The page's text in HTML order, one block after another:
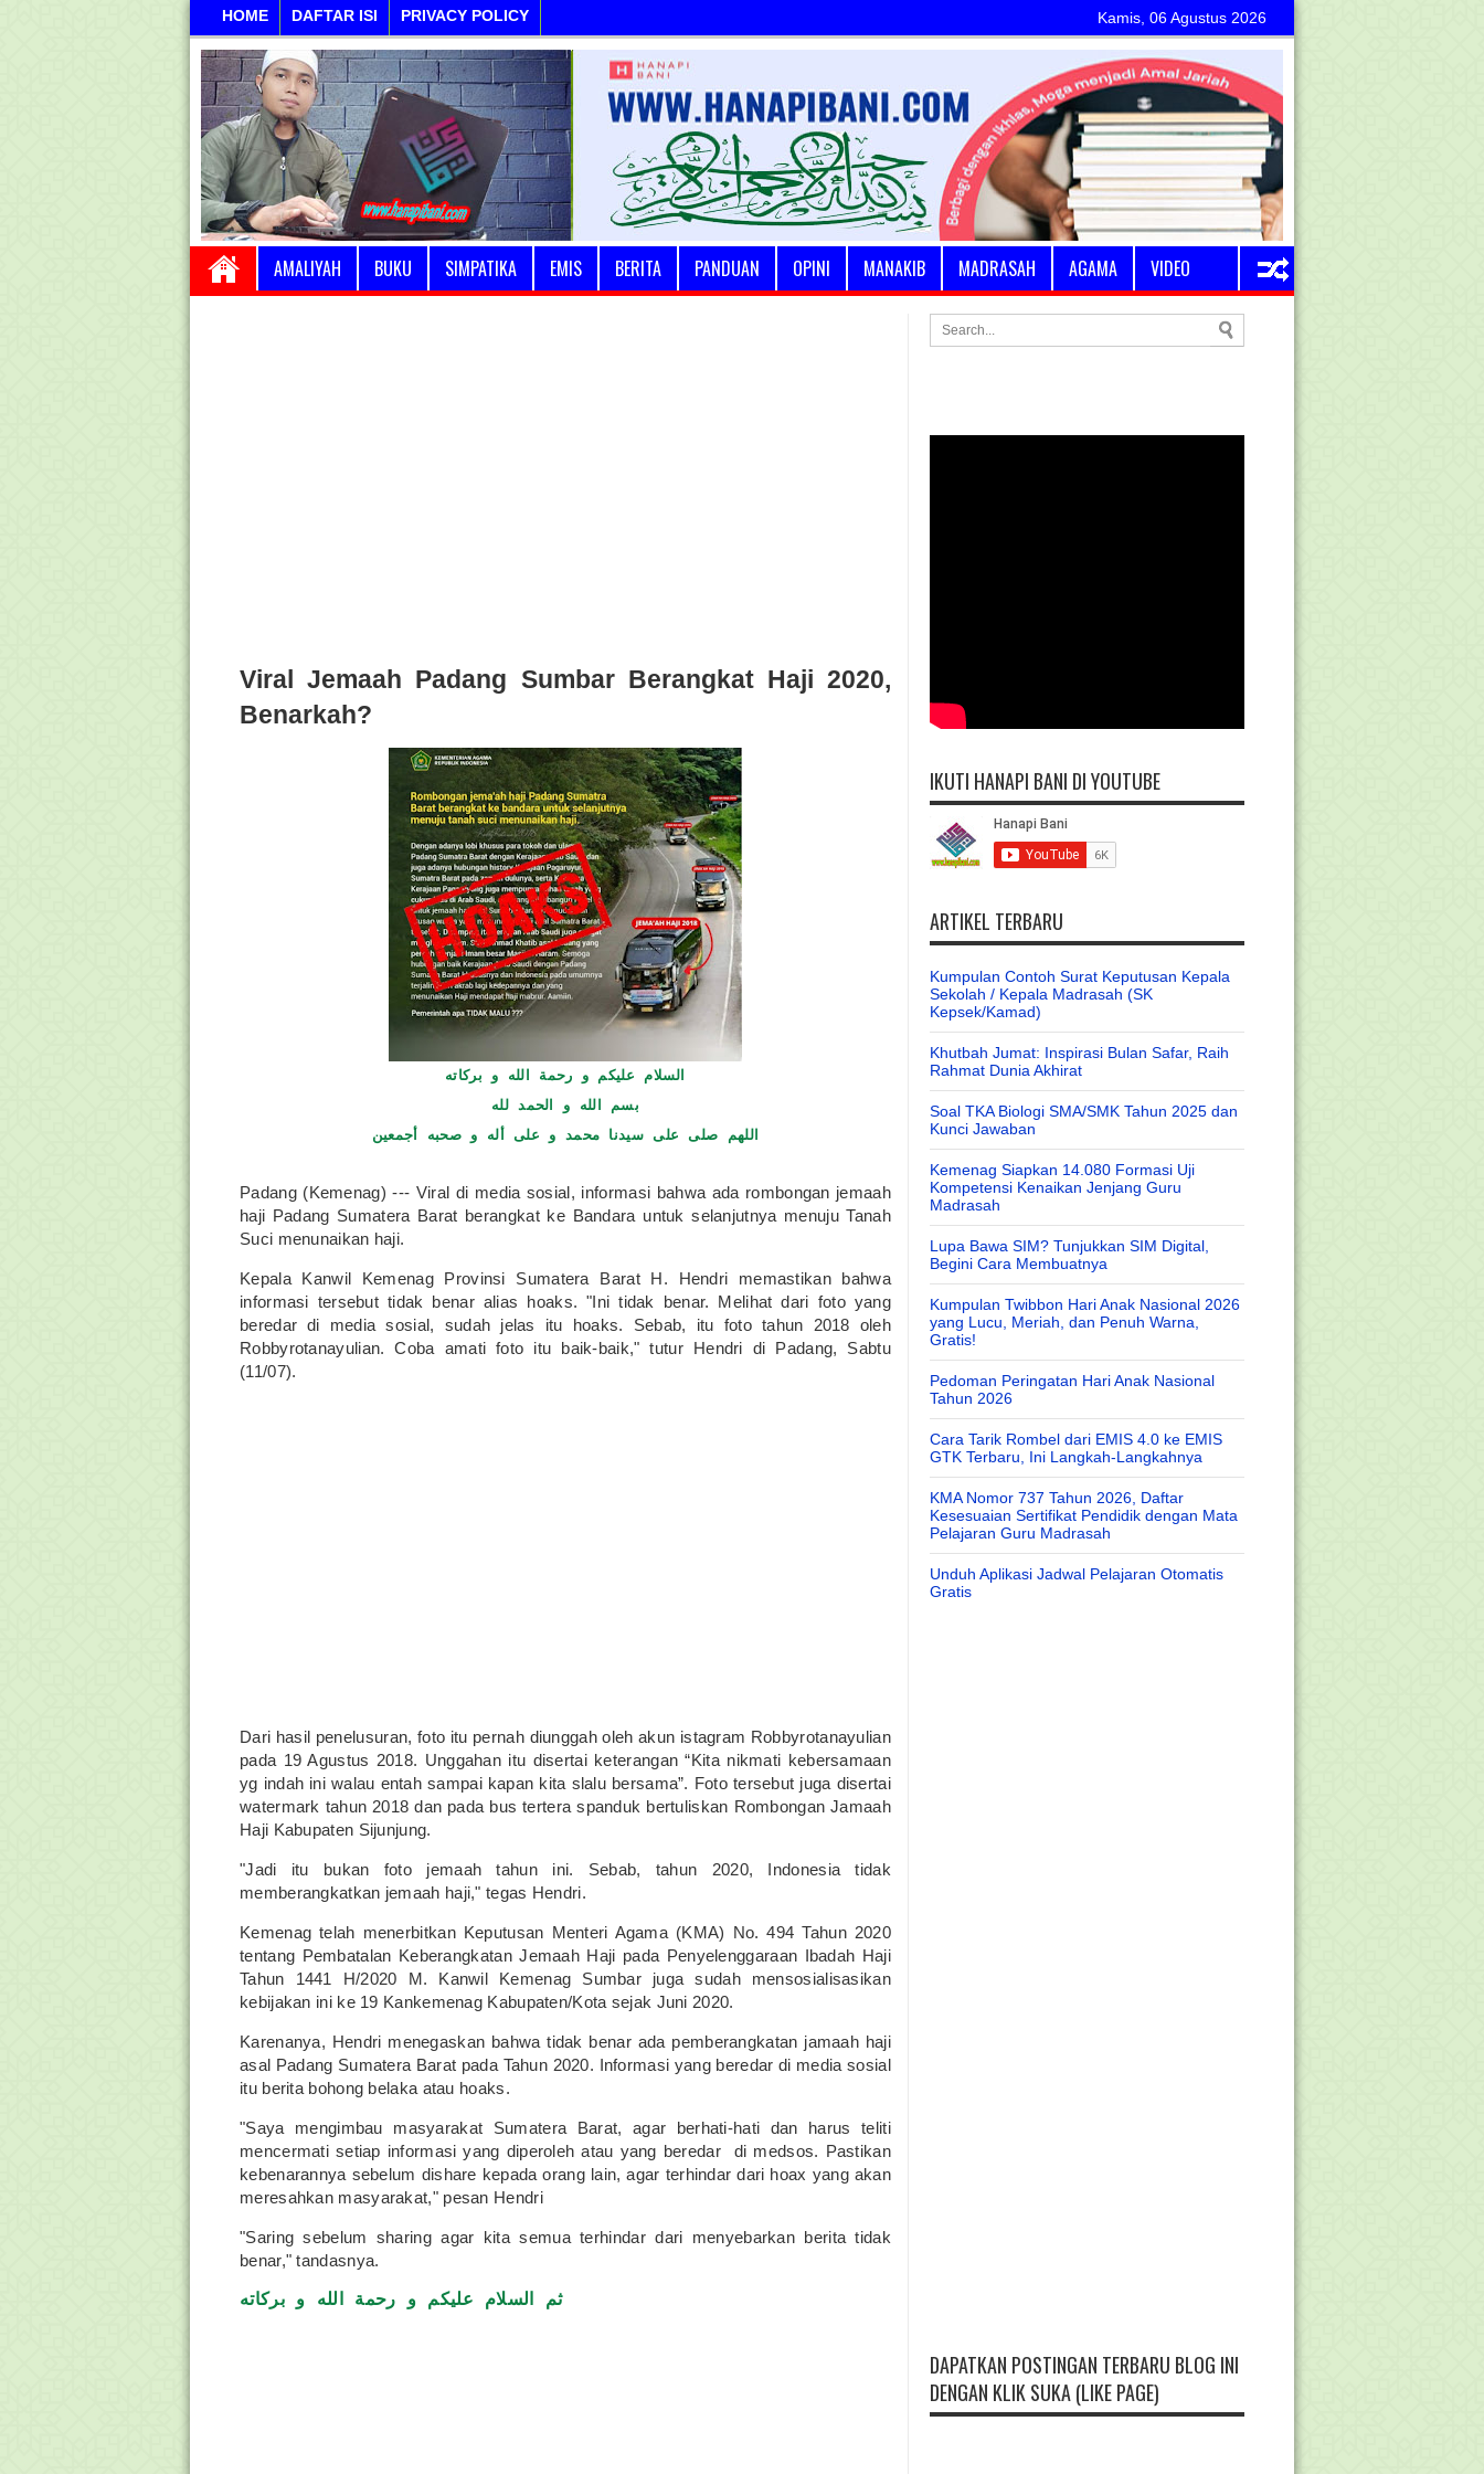
HOME DAFTAR ISI PRIVACY POLICY Kamis, 06 Agustus 2026
AMALIYAH BUKU SIMPATIKA EMIS BERITA PANDUAN OPINI MANAKIB MADRASAH AGAMA VIDEO
Viral Jemaah Padang Sumbar Berangkat Haji 2020,
Benarkah?
السلام عليكم و رحمة الله و بركاته
بسم الله و الحمد لله
اللهم صلى على سيدنا محمد و على أله و صحبه أجمعين
Padang (Kemenag) --- Viral di media sosial, informasi bahwa ada rombongan jemaah
haji Padang Sumatera Barat berangkat ke Bandara untuk selanjutnya menuju Tanah
Suci menunaikan haji.
Kepala Kanwil Kemenag Provinsi Sumatera Barat H. Hendri memastikan bahwa
informasi tersebut tidak benar alias hoaks. "Ini tidak benar. Melihat dari foto yang
beredar di media sosial, sudah jelas itu hoaks. Sebab, itu foto tahun 2018 oleh
Robbyrotanayulian. Coba amati foto itu baik-baik," tutur Hendri di Padang, Sabtu
(11/07).
Dari hasil penelusuran, foto itu pernah diunggah oleh akun istagram Robbyrotanayulian
pada 19 Agustus 2018. Unggahan itu disertai keterangan “Kita nikmati kebersamaan
yg indah ini walau entah sampai kapan kita slalu bersama”. Foto tersebut juga disertai
watermark tahun 2018 dan pada bus tertera spanduk bertuliskan Rombongan Jamaah
Haji Kabupaten Sijunjung.
"Jadi itu bukan foto jemaah tahun ini. Sebab, tahun 2020, Indonesia tidak
memberangkatkan jemaah haji," tegas Hendri.
Kemenag telah menerbitkan Keputusan Menteri Agama (KMA) No. 494 Tahun 2020
tentang Pembatalan Keberangkatan Jemaah Haji pada Penyelenggaraan Ibadah Haji
Tahun 1441 H/2020 M. Kanwil Kemenag Sumbar juga sudah mensosialisasikan
kebijakan ini ke 19 Kankemenag Kabupaten/Kota sejak Juni 2020.
Karenanya, Hendri menegaskan bahwa tidak benar ada pemberangkatan jamaah haji
asal Padang Sumatera Barat pada Tahun 2020. Informasi yang beredar di media sosial
itu berita bohong belaka atau hoaks.
"Saya mengimbau masyarakat Sumatera Barat, agar berhati-hati dan harus teliti
mencermati setiap informasi yang diperoleh atau yang beredar di medsos. Pastikan
kebenarannya sebelum dishare kepada orang lain, agar terhindar dari hoax yang akan
meresahkan masyarakat," pesan Hendri
"Saring sebelum sharing agar kita semua terhindar dari menyebarkan berita tidak
benar," tandasnya.
ثم السلام عليكم و رحمة الله و بركاته
IKUTI HANAPI BANI DI YOUTUBE
ARTIKEL TERBARU
Kumpulan Contoh Surat Keputusan Kepala
Sekolah / Kepala Madrasah (SK
Kepsek/Kamad)
Khutbah Jumat: Inspirasi Bulan Safar, Raih
Rahmat Dunia Akhirat
Soal TKA Biologi SMA/SMK Tahun 2025 dan
Kunci Jawaban
Kemenag Siapkan 14.080 Formasi Uji
Kompetensi Kenaikan Jenjang Guru
Madrasah
Lupa Bawa SIM? Tunjukkan SIM Digital,
Begini Cara Membuatnya
Kumpulan Twibbon Hari Anak Nasional 2026
yang Lucu, Meriah, dan Penuh Warna,
Gratis!
Pedoman Peringatan Hari Anak Nasional
Tahun 2026
Cara Tarik Rombel dari EMIS 4.0 ke EMIS
GTK Terbaru, Ini Langkah-Langkahnya
KMA Nomor 737 Tahun 2026, Daftar
Kesesuaian Sertifikat Pendidik dengan Mata
Pelajaran Guru Madrasah
Unduh Aplikasi Jadwal Pelajaran Otomatis
Gratis
DAPATKAN POSTINGAN TERBARU BLOG INI
DENGAN KLIK SUKA (LIKE PAGE)